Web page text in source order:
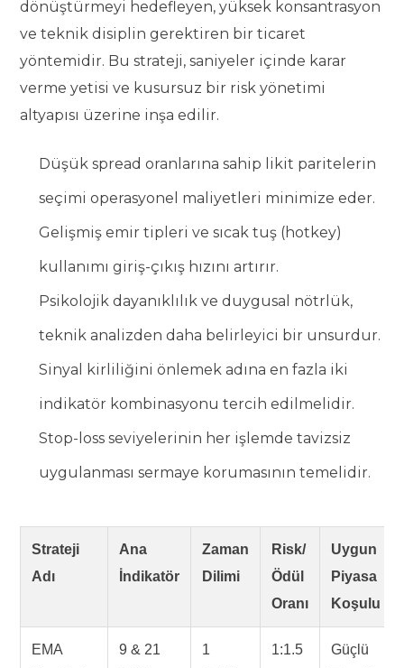
dönüştürmeyi hedefleyen, yüksek konsantrasyon
ve teknik disiplin gerektiren bir ticaret
yöntemidir. Bu strateji, saniyeler içinde karar
verme yetisi ve kusursuz bir risk yönetimi
altyapısı üzerine inşa edilir.
Düşük spread oranlarına sahip likit paritelerin
seçimi operasyonel maliyetleri minimize eder.
Gelişmiş emir tipleri ve sıcak tuş (hotkey)
kullanımı giriş-çıkış hızını artırır.
Psikolojik dayanıklılık ve duygusal nötrlük,
teknik analizden daha belirleyici bir unsurdur.
Sinyal kirliliğini önlemek adına en fazla iki
indikatör kombinasyonu tercih edilmelidir.
Stop-loss seviyelerinin her işlemde tavizsiz
uygulanması sermaye korumasının temelidir.
Strateji
Adı
Ana
İndikatör
Zaman
Dilimi
Risk/
Ödül
Oranı
Uygun
Piyasa
Koşulu
EMA
9 & 21
1
1:1.5
Güçlü